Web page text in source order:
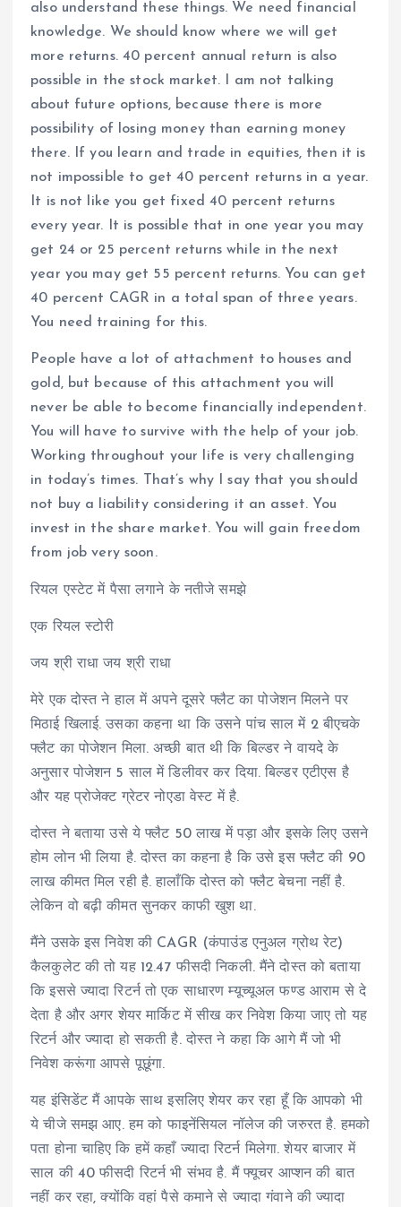
also understand these things. We need financial
knowledge. We should know where we will get
more returns. 40 percent annual return is also
possible in the stock market. I am not talking
about future options, because there is more
possibility of losing money than earning money
there. If you learn and trade in equities, then it is
not impossible to get 40 percent returns in a year.
It is not like you get fixed 40 percent returns
every year. It is possible that in one year you may
get 24 or 25 percent returns while in the next
year you may get 55 percent returns. You can get
40 percent CAGR in a total span of three years.
You need training for this.
People have a lot of attachment to houses and
gold, but because of this attachment you will
never be able to become financially independent.
You will have to survive with the help of your job.
Working throughout your life is very challenging
in today’s times. That’s why I say that you should
not buy a liability considering it an asset. You
invest in the share market. You will gain freedom
from job very soon.
रियल एस्टेट में पैसा लगाने के नतीजे समझे
एक रियल स्टोरी
जय श्री राधा जय श्री राधा
मेरे एक दोस्त ने हाल में अपने दूसरे फ्लैट का पोजेशन मिलने पर
मिठाई खिलाई. उसका कहना था कि उसने पांच साल में 2 बीएचके
फ्लैट का पोजेशन मिला. अच्छी बात थी कि बिल्डर ने वायदे के
अनुसार पोजेशन 5 साल में डिलीवर कर दिया. बिल्डर एटीएस है
और यह प्रोजेक्ट ग्रेटर नोएडा वेस्ट में है.
दोस्त ने बताया उसे ये फ्लैट 50 लाख में पड़ा और इसके लिए उसने
होम लोन भी लिया है. दोस्त का कहना है कि उसे इस फ्लैट की 90
लाख कीमत मिल रही है. हालाँकि दोस्त को फ्लैट बेचना नहीं है.
लेकिन वो बढ़ी कीमत सुनकर काफी खुश था.
मैंने उसके इस निवेश की CAGR (कंपाउंड एनुअल ग्रोथ रेट)
कैलकुलेट की तो यह 12.47 फीसदी निकली. मैंने दोस्त को बताया
कि इससे ज्यादा रिटर्न तो एक साधारण म्यूच्यूअल फण्ड आराम से दे
देता है और अगर शेयर मार्किट में सीख कर निवेश किया जाए तो यह
रिटर्न और ज्यादा हो सकती है. दोस्त ने कहा कि आगे मैं जो भी
निवेश करूंगा आपसे पूछूंगा.
यह इंसिडेंट मैं आपके साथ इसलिए शेयर कर रहा हूँ कि आपको भी
ये चीजे समझ आए. हम को फाइनेंसियल नॉलेज की जरुरत है. हमको
पता होना चाहिए कि हमें कहाँ ज्यादा रिटर्न मिलेगा. शेयर बाजार में
साल की 40 फीसदी रिटर्न भी संभव है. मैं फ्यूचर आप्शन की बात
नहीं कर रहा, क्योंकि वहां पैसे कमाने से ज्यादा गंवाने की ज्यादा